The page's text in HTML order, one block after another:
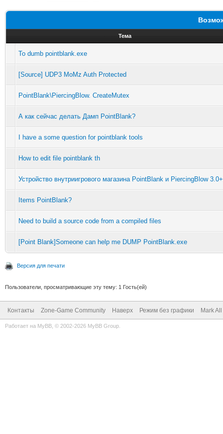
Тема
To dumb pointblank.exe
[Source] UDP3 MoMz Auth Protected
PointBlank\PiercingBlow. CreateMutex
А как сейчас делать Дамп PointBlank?
I have a some question for pointblank tools
How to edit file pointblank th
Устройство внутриигрового магазина PointBlank и PiercingBlow 3.0+
Items PointBlank?
Need to build a source code from a compiled files
[Point Blank]Someone can help me DUMP PointBlank.exe
Версия для печати
Пользователи, просматривающие эту тему: 1 Гость(ей)
Контакты Zone-Game Community Наверх Режим без графики Mark
Работает на MyBB , © 2002-2026 MyBB Group